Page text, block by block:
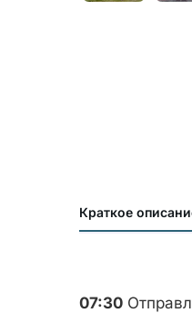
Краткое
07:30